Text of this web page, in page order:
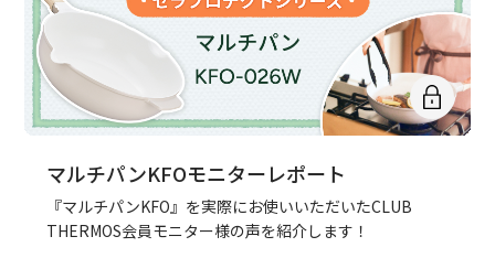
マルチパンKFOモニターレポート
『マルチパンKFO』を実際にお使いいただいたCLUB
THERMOS会員モニター様の声を紹介します！